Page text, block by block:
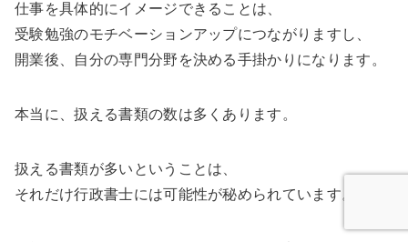
仕事を具体的にイメージできることは、
受験勉強のモチベーションアップにつながりますし、
開業後、自分の専門分野を決める手掛かりになります。
本当に、扱える書類の数は多くあります。
扱える書類が多いということは、
それだけ行政書士には可能性が秘められています。